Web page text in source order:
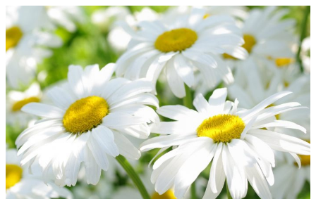
Перейти
к
содержимому